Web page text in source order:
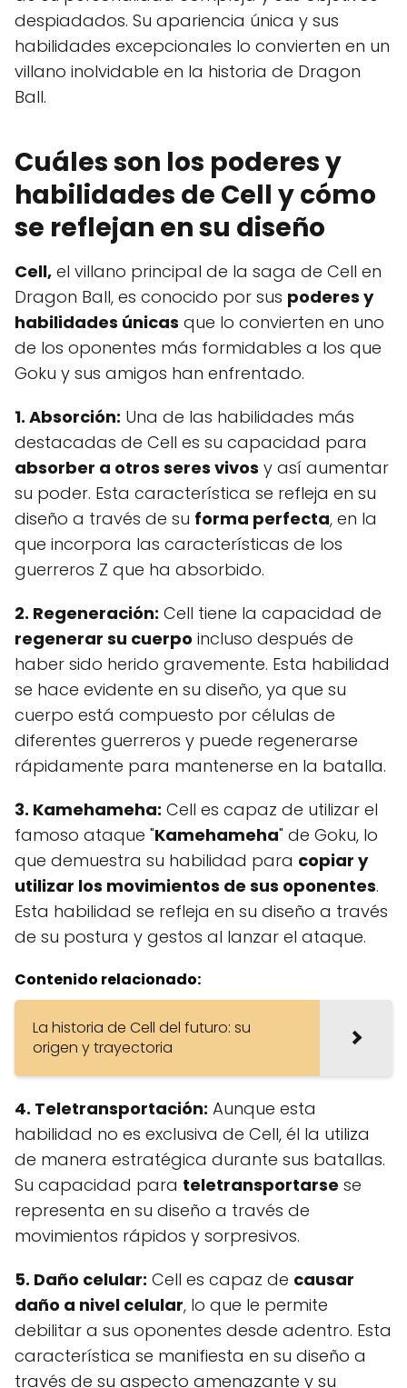
despiadados. Su apariencia única y sus
habilidades excepcionales lo convierten en un
villano inolvidable en la historia de Dragon
Ball.
Cuáles son los poderes y
habilidades de Cell y cómo
se reflejan en su diseño
Cell, el villano principal de la saga de Cell en
Dragon Ball, es conocido por sus poderes y
habilidades únicas que lo convierten en uno
de los oponentes más formidables a los que
Goku y sus amigos han enfrentado.
1. Absorción: Una de las habilidades más
destacadas de Cell es su capacidad para
absorber a otros seres vivos y así aumentar
su poder. Esta característica se refleja en su
diseño a través de su forma perfecta, en la
que incorpora las características de los
guerreros Z que ha absorbido.
2. Regeneración: Cell tiene la capacidad de
regenerar su cuerpo incluso después de
haber sido herido gravemente. Esta habilidad
se hace evidente en su diseño, ya que su
cuerpo está compuesto por células de
diferentes guerreros y puede regenerarse
rápidamente para mantenerse en la batalla.
3. Kamehameha: Cell es capaz de utilizar el
famoso ataque "Kamehameha" de Goku, lo
que demuestra su habilidad para copiar y
utilizar los movimientos de sus oponentes.
Esta habilidad se refleja en su diseño a través
de su postura y gestos al lanzar el ataque.
Contenido relacionado:
La historia de Cell del futuro: su
origen y trayectoria
4. Teletransportación: Aunque esta
habilidad no es exclusiva de Cell, él la utiliza
de manera estratégica durante sus batallas.
Su capacidad para teletransportarse se
representa en su diseño a través de
movimientos rápidos y sorpresivos.
5. Daño celular: Cell es capaz de causar
daño a nivel celular, lo que le permite
debilitar a sus oponentes desde adentro. Esta
característica se manifiesta en su diseño a
través de su aspecto amenazante y su